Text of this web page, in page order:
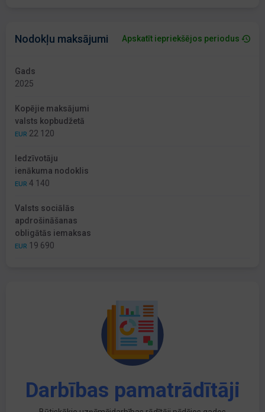
Nodokļu maksājumi Apskatīt iepriekšējos periodus
Gads
2025
Kopējie maksājumi
valsts kopbudžetā
EUR 22 120
Iedzīvotāju
ienākuma nodoklis
EUR 4 140
Valsts sociālās
apdrošināšanas
obligātās iemaksas
EUR 19 690
Darbības pamatrādītāji